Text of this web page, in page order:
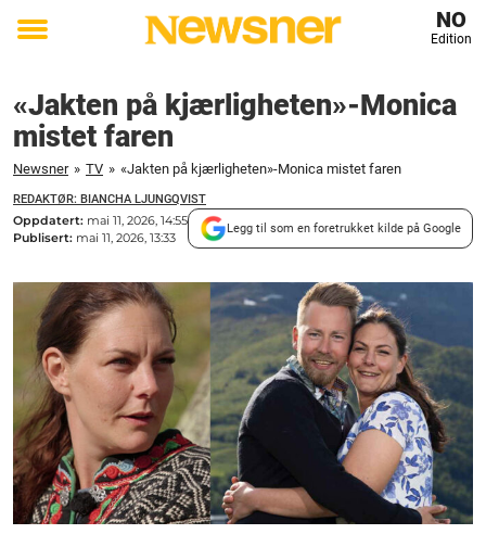
Toggle
NO
Edition
«Jakten på kjærligheten»-Monica
mistet faren
Newsner » TV » «Jakten på kjærligheten»-Monica mistet faren
REDAKTØR: BIANCHA LJUNGQVIST
Oppdatert: mai 11, 2026, 14:55
Publisert: mai 11, 2026, 13:33
Legg til som en foretrukket kilde på Google